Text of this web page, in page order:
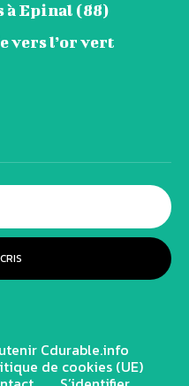
à Epinal (88)
vers l’or vert
Cdurable.info
de cookies (UE)